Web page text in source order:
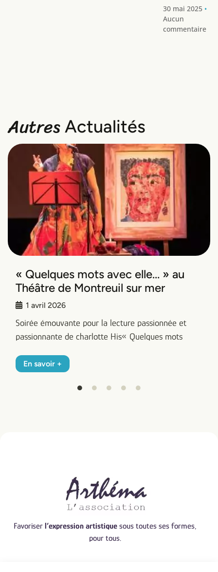
30 mai 2025
Aucun
commentaire
Autres Actualités
Sept 2025 : Visite Musée Matisse à
Cambrai
18 septembre 2025
Jolie visite du musée Matisse à Cambrai
Favoriser l’expression artistique sous toutes ses formes,
pour tous.